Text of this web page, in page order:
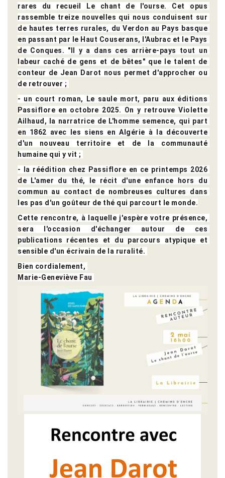
rares du recueil Le chant de l'ourse. Cet opus
rassemble treize nouvelles qui nous conduisent sur
de hautes terres rurales, du Verdon au Pays basque
en passant par le Haut Couserans, l'Aubrac et le Pays
de Conques. "Il y a dans ces arrière-pays tout un
labeur caché de gens et de bêtes" que le talent de
conteur de Jean Darot nous permet d'approcher ou
de retrouver ;
- un court roman, Le saule mort, paru aux éditions
Passiflore en octobre 2025. On y retrouve Violette
Ailhaud, la narratrice de L'homme semence, qui part
en 1862 avec les siens en Algérie à la découverte
d'un nouveau territoire et de la communauté
humaine qui y vit ;
- la réédition chez Passiflore en ce printemps 2026
de L'amer du thé, le récit d'une enfance hors du
commun au contact de nombreuses cultures dans
les pas d'un goûteur de thé qui parcourt le monde.
Cette rencontre, à laquelle j'espère votre présence,
sera l'occasion d'échanger autour de ces
publications récentes et du parcours atypique et
sensible d'un écrivain de la ruralité.
Bien cordialement,
Marie-Geneviève Fau